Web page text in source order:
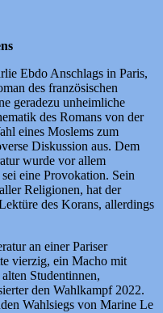
Ebdo Anschlags in Paris,
des französischen
geradezu unheimliche
des Romans von der
eines Moslems zum
Diskussion aus. Dem
wurde vor allem
eine Provokation. Sein
Religionen, hat der
des Korans, allerdings
an einer Pariser
vierzig, ein Macho mit
Studentinnen,
den Wahlkampf 2022.
Wahlsiegs von Marine Le